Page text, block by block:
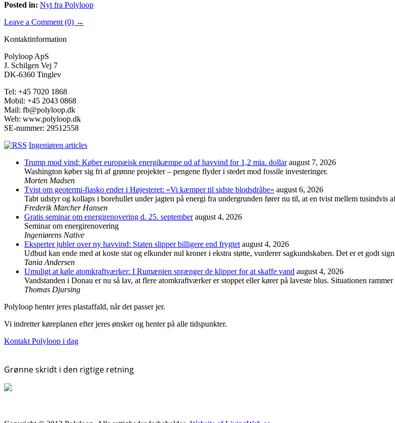
Posted in: Nyt fra Polyloop
Leave a Comment (0) →
Kontaktinformation
Polyloop ApS
J. Schilgen Vej 7
DK-6360 Tinglev
Tel: +45 7020 1868
Mobil: +45 2043 0868
Mail: fb@polyloop.dk
Web: www.polyloop.dk
SE-nummer: 29512558
Ingeniøren articles
Trump mod vind: Køber europæisk energikæmpe ud af havvind for 1,2 mia. dollar august 7, 2026
Washington køber sig fri af grønne projekter – pengene flyder i stedet mod fossile investeringer.
Morten Madsen
Tvist om geotermi-fiasko ender i Højesteret: »Vi kæmper til sidste blodsdråbe« august 6, 2026
Tabt udstyr og kollaps i borehullet under jagten på energi fra undergrunden fører nu til, at en tvist mellem tusindvis
Frederik Marcher Hansen
Gratis seminar om energirenovering d. 25. september august 4, 2026
Seminar om energirenovering
Ingeniørens Native
Eksperter jubler over ny havvind: Staten slipper billigere end frygtet august 4, 2026
Udbud kan ende med at koste stat og elkunder nul kroner i ekstra støtte, vurderer sagkundskaben. Det er et godt
Tania Andersen
Umuligt at køle atomkraftværker: I Rumænien sprænger de klipper for at skaffe vand august 4, 2026
Vandstanden i Donau er nu så lav, at flere atomkraftværker er stoppet eller kører på laveste blus. Situationen
Thomas Djursing
Polyloop henter jeres plastaffald, når det passer jer.
Vi indretter køreplanen efter jeres ønsker og henter på alle tidspunkter.
Kontakt Polyloop i dag
Grønne skridt i den rigtige retning